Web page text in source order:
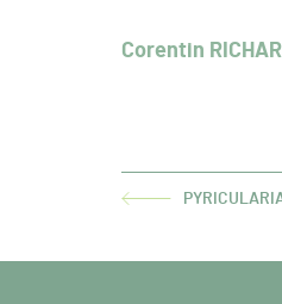
Corentin
ARTICLE